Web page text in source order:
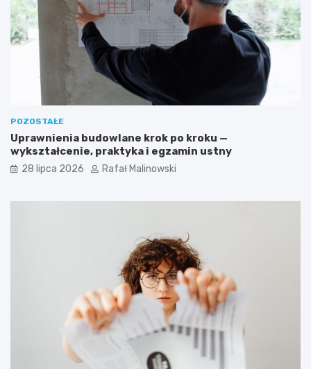
POZOSTAŁE
Uprawnienia budowlane krok po kroku —
wykształcenie, praktyka i egzamin ustny
28 lipca 2026 Rafał Malinowski